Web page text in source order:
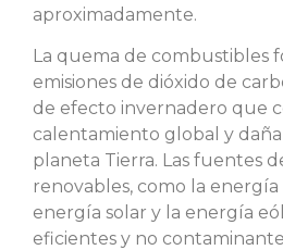
aproximadamente.
La quema de combustibles
emisiones de dióxido de
de efecto invernadero que
calentamiento global y daña
planeta Tierra. Las fuentes
renovables, como la
energía solar y la energía
eficientes y no